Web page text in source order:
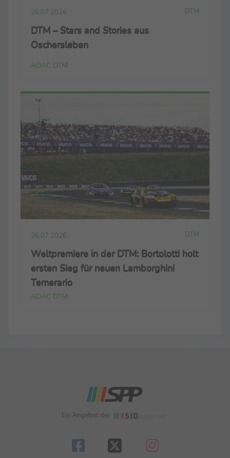
26.07.2026 DTM
DTM – Stars and Stories aus
Oschersleben
ADAC DTM
26.07.2026 DTM
Weltpremiere in der DTM: Bortolotti holt
ersten Sieg für neuen Lamborghini
Temerario
ADAC DTM
Ein Angebot der